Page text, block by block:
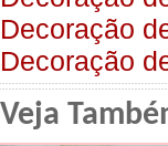
Decoração
Decoração
Veja